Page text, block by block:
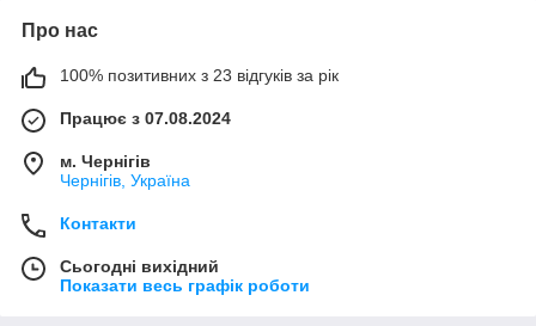
Про нас
100% позитивних з 23 відгуків за рік
Працює з 07.08.2024
м. Чернігів
Чернігів, Україна
Контакти
Сьогодні вихідний
Показати весь графік роботи